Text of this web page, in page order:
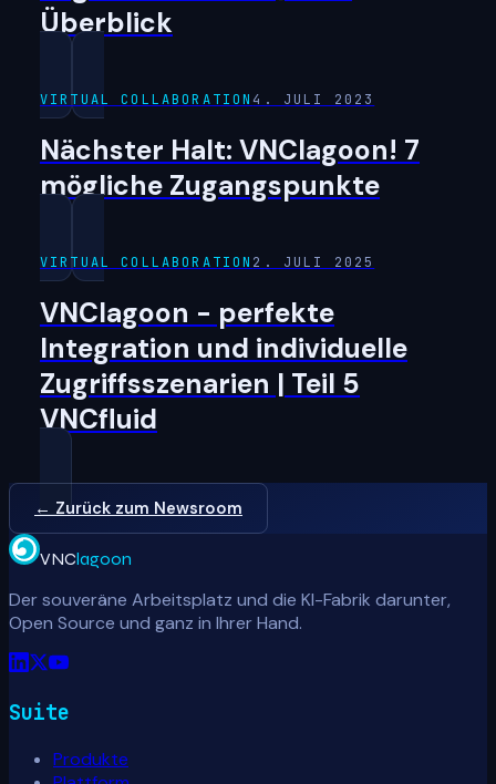
Überblick
VIRTUAL COLLABORATION 4. JULI 2023
Nächster Halt: VNClagoon! 7
mögliche Zugangspunkte
VIRTUAL COLLABORATION 2. JULI 2025
VNClagoon - perfekte
Integration und individuelle
Zugriffsszenarien | Teil 5
VNCfluid
← Zurück zum Newsroom
VNClagoon
Der souveräne Arbeitsplatz und die KI-Fabrik darunter,
Open Source und ganz in Ihrer Hand.
Suite
Produkte